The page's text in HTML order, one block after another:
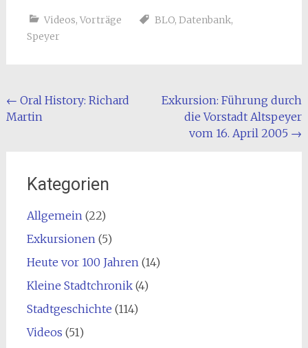
Videos, Vorträge BLO, Datenbank,
Speyer
Beitragsnavigation
← Oral History: Richard
Martin
Exkursion: Führung durch
die Vorstadt Altspeyer
vom 16. April 2005 →
Kategorien
Allgemein(22)
Exkursionen(5)
Heute vor 100 Jahren(14)
Kleine Stadtchronik(4)
Stadtgeschichte (114)
Videos (51)